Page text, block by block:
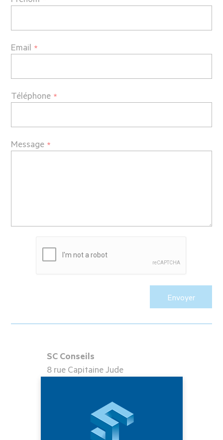
Email
Téléphone
Message
SC Conseils
8 rue Capitaine Jude
02 97 47 17 35
contact@scconseils.bzh